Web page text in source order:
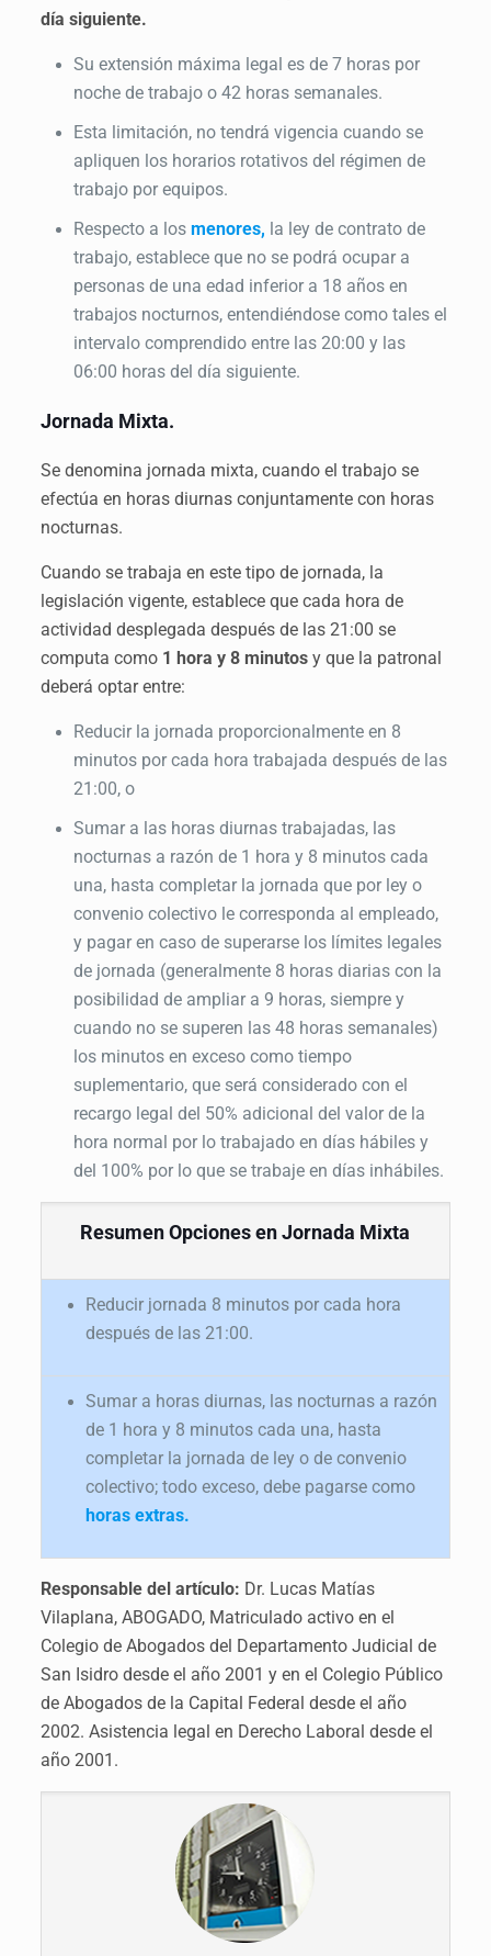
día siguiente.
Su extensión máxima legal es de 7 horas por
noche de trabajo o 42 horas semanales.
Esta limitación, no tendrá vigencia cuando se
apliquen los horarios rotativos del régimen de
trabajo por equipos.
Respecto a los menores, la ley de contrato de
trabajo, establece que no se podrá ocupar a
personas de una edad inferior a 18 años en
trabajos nocturnos, entendiéndose como tales el
intervalo comprendido entre las 20:00 y las
06:00 horas del día siguiente.
Jornada Mixta.
Se denomina jornada mixta, cuando el trabajo se
efectúa en horas diurnas conjuntamente con horas
nocturnas.
Cuando se trabaja en este tipo de jornada, la
legislación vigente, establece que cada hora de
actividad desplegada después de las 21:00 se
computa como 1 hora y 8 minutos y que la patronal
deberá optar entre:
Reducir la jornada proporcionalmente en 8
minutos por cada hora trabajada después de las
21:00, o
Sumar a las horas diurnas trabajadas, las
nocturnas a razón de 1 hora y 8 minutos cada
una, hasta completar la jornada que por ley o
convenio colectivo le corresponda al empleado,
y pagar en caso de superarse los límites legales
de jornada (generalmente 8 horas diarias con la
posibilidad de ampliar a 9 horas, siempre y
cuando no se superen las 48 horas semanales)
los minutos en exceso como tiempo
suplementario, que será considerado con el
recargo legal del 50% adicional del valor de la
hora normal por lo trabajado en días hábiles y
del 100% por lo que se trabaje en días inhábiles.
Resumen Opciones en Jornada Mixta
Reducir jornada 8 minutos por cada hora
después de las 21:00.
Sumar a horas diurnas, las nocturnas a razón
de 1 hora y 8 minutos cada una, hasta
completar la jornada de ley o de convenio
colectivo; todo exceso, debe pagarse como
horas extras.
Responsable del artículo: Dr. Lucas Matías
Vilaplana, ABOGADO, Matriculado activo en el
Colegio de Abogados del Departamento Judicial de
San Isidro desde el año 2001 y en el Colegio Público
de Abogados de la Capital Federal desde el año
2002. Asistencia legal en Derecho Laboral desde el
año 2001.